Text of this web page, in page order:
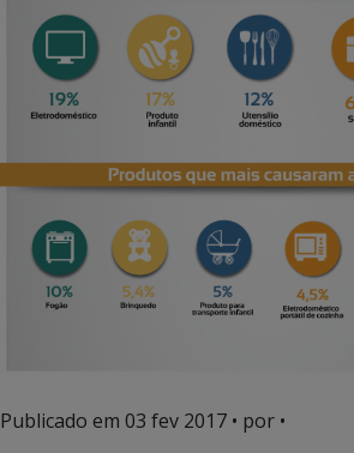
Publicado em 03 fev 2017 • por •